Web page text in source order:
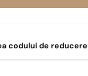
codului de reducere